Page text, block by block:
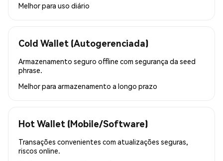
Melhor para uso diário
Cold Wallet (Autogerenciada)
Armazenamento seguro offline com segurança da seed
phrase.
Melhor para armazenamento a longo prazo
Hot Wallet (Mobile/Software)
Transações convenientes com atualizações seguras,
riscos online.